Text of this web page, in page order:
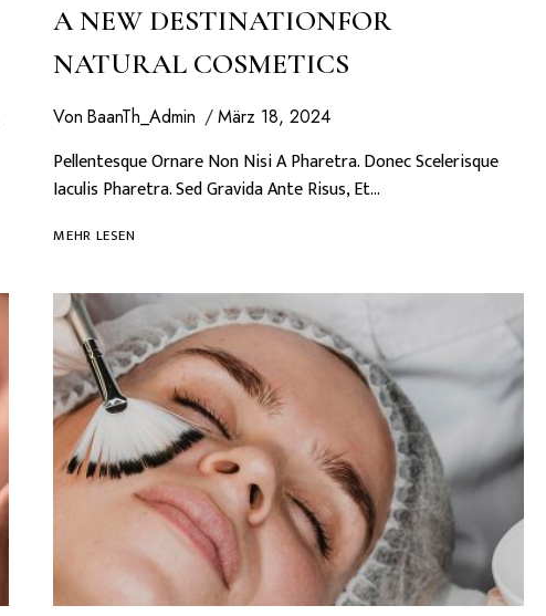
A NEW DESTINATIONFOR
NATURAL COSMETICS
Von BaanTh_Admin März 18, 2024
Pellentesque Ornare Non Nisi A Pharetra. Donec Scelerisque
Iaculis Pharetra. Sed Gravida Ante Risus, Et…
MEHR LESEN
NATURAL
COSMETICS